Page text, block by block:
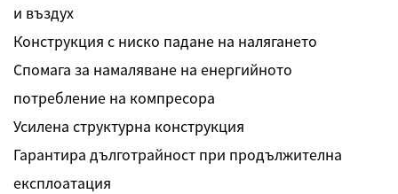
и въздух
Конструкция с ниско падане на налягането
Спомага за намаляване на енергийното
потребление на компресора
Усилена структурна конструкция
Гарантира дълготрайност при продължителна
експлоатация